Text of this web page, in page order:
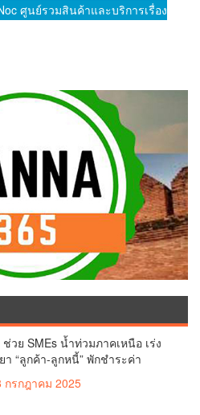
ศูนย์รวมสินค้าและบริการเรื่อง
วย SMEs น้ำท่วมภาคเหนือ เร่ง
า “ลูกค้า-ลูกหนี้” พักชำระค่า
กรกฎาคม 2025